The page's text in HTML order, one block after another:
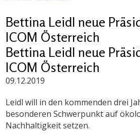
Bettina Leidl neue
ICOM Österreich
Bettina Leidl neue
ICOM Österreich
09.12.2019
Leidl will in den kommenden drei
besonderen Schwerpunkt auf
Nachhaltigkeit setzen.